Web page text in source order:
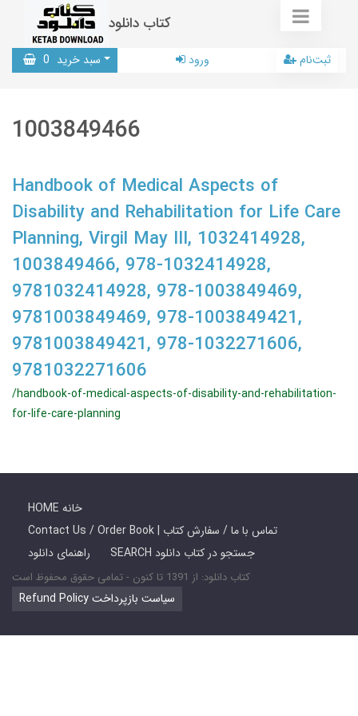
کتاب دانلود
سبد خرید 0 ورود ثبت‌نام
1003849466
Handbook of Medical Aspects of
Disability and Rehabilitation for Life Care
Planning, Virgil May III, 1032414928,
1003849466, 978-1032414928,
9781032414928, 978-1003849469,
9781003849469, 978-1003849421,
9781003849421, 978-1032271606,
9781032271606
/handbook-of-medical-aspects-of-disability-and-rehabilitation-
for-life-care-planning
HOME خانه
Contact Us / Order Book | تماس با ما / سفارش کتاب
راهنمای دانلود
SEARCH جستجو در کتاب دانلود
کتاب دانلود: از 1391 تا کنون - تمامی حقوق محفوظ است
Refund Policy سیاست بازپرداخت